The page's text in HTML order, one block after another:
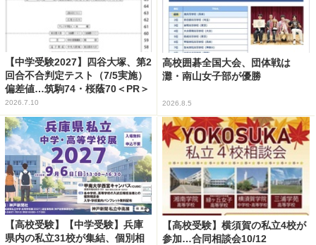
【中学受験2027】四谷大塚、第2
回合不合判定テスト（7/5実施）
偏差値…筑駒74・桜蔭70＜PR＞
2026.7.10
高校囲碁全国大会、団体戦は
灘・南山女子部が優勝
2026.8.5
【高校受験】【中学受験】兵庫
県内の私立31校が集結、個別相
【高校受験】横須賀の私立4校が
参加…合同相談会10/12